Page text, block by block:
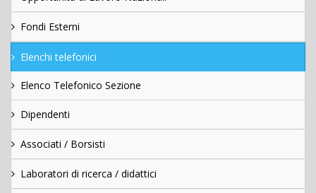
Fondi Esterni
Elenchi telefonici
Elenco Telefonico Sezione
Dipendenti
Associati / Borsisti
Laboratori di ricerca / didattici